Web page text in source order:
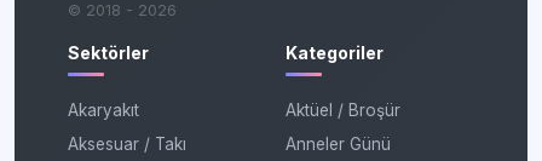
© 2018 - 2026
Sektörler
Akaryakıt
Aksesuar / Takı
Kategoriler
Aktüel / Broşür
Anneler Günü